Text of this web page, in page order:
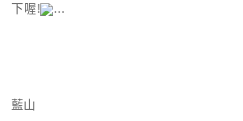
下喔!
…
藍山